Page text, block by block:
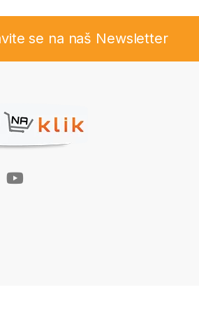
se na naš Newsletter